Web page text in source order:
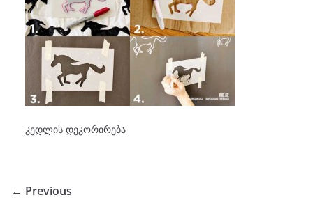
კედლის დეკორირება
← Previous